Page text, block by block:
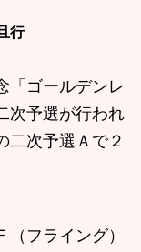
行
ゴールデンレ
次予選が行われ
二次予選Ａで２
（フライング）